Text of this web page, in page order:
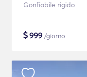
Gonfiabile rigido
$999 /giorno